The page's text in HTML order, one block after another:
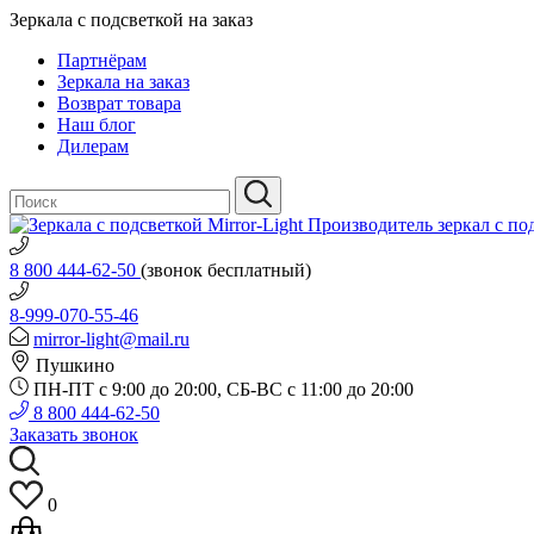
Зеркала с подсветкой на заказ
Партнёрам
Зеркала на заказ
Возврат товара
Наш блог
Дилерам
Производитель зеркал с
8 800 444-62-50 (звонок бесплатный)
8-999-070-55-46
mirror-light@mail.ru
Пушкино
ПН-ПТ с 9:00 до 20:00, СБ-ВС с 11:00 до 20:00
8 800 444-62-50
Заказать звонок
0